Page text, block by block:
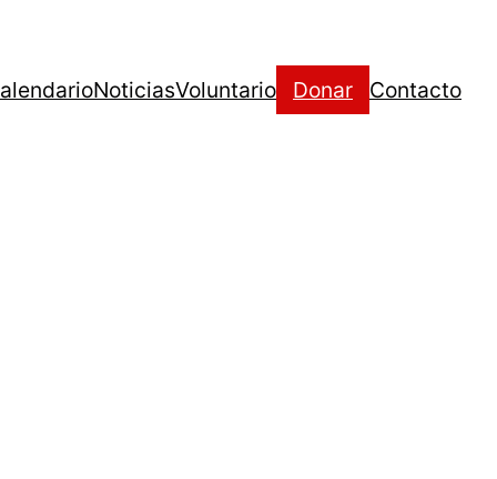
NoticiasVoluntario Donar Contacto